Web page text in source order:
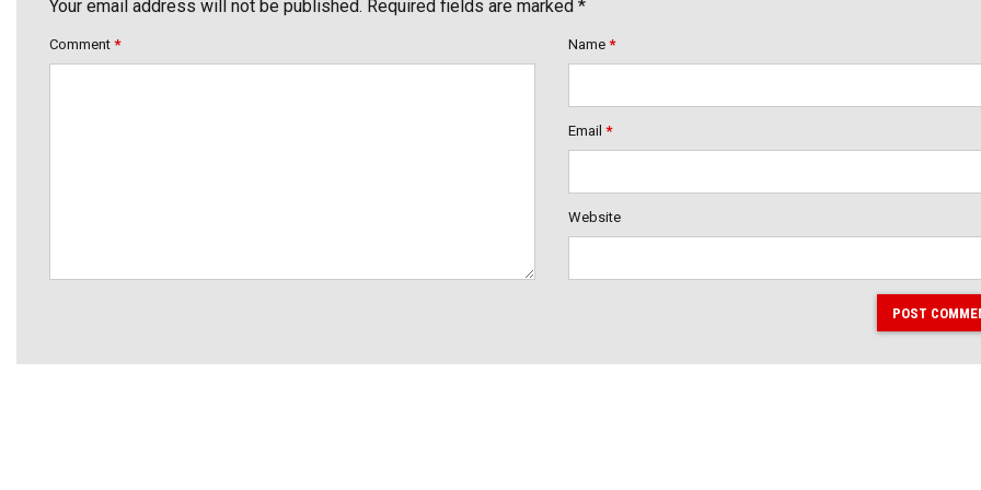
Your email address will not be published. Required fields are marked *
Comment * Name *
Email *
Website
POST